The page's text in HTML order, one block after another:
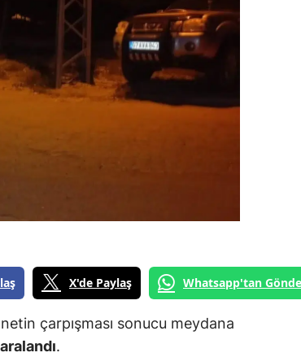
X'de Paylaş Whatsapp'tan
çarpışması sonucu meydana
.